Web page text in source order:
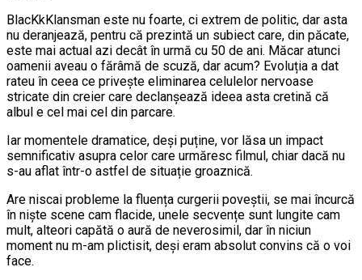
BlacKkKlansman este nu foarte, ci extrem de politic, dar asta
nu deranjează, pentru că prezintă un subiect care, din păcate,
este mai actual azi decât în urmă cu 50 de ani. Măcar atunci
oamenii aveau o fărâmă de scuză, dar acum? Evoluția a dat
rateu în ceea ce privește eliminarea celulelor nervoase
stricate din creier care declanșează ideea asta cretină că
albul e cel mai cel din parcare.
Iar momentele dramatice, deși puține, vor lăsa un impact
semnificativ asupra celor care urmăresc filmul, chiar dacă nu
s-au aflat într-o astfel de situație groaznică.
Are niscai probleme la fluența curgerii poveștii, se mai încurcă
în niște scene cam flacide, unele secvențe sunt lungite cam
mult, alteori capătă o aură de neverosimil, dar în niciun
moment nu m-am plictisit, deși eram absolut convins că o voi
face.